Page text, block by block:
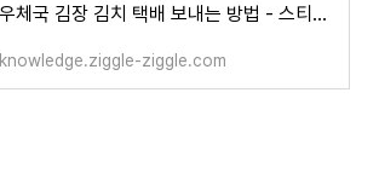
우체국 김장 김치 택배 보내는 방법 - 스티로폼보단 단단한 과일박스
knowledge.ziggle-ziggle.com